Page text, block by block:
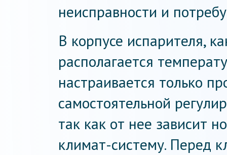
неисправности и
В корпусе испарителя,
располагается
настраивается только
самостоятельной
так как от нее зависит
климат-систему. Перед